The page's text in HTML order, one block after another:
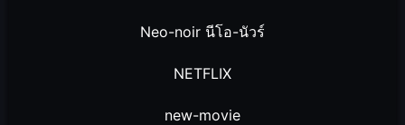
Neo-noir นีโอ-นัวร์
NETFLIX
new-movie